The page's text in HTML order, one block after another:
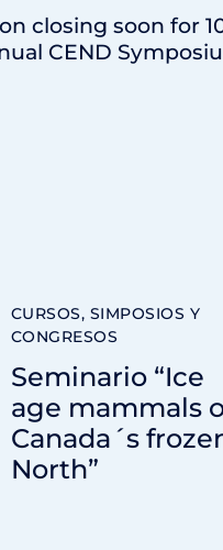
closing soon for
CEND
CURSOS, SIMPOSIOS Y
CONGRESOS
Seminario “Ice
age mammals
Canada´s
North”